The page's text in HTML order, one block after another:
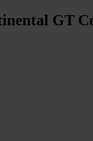
GT